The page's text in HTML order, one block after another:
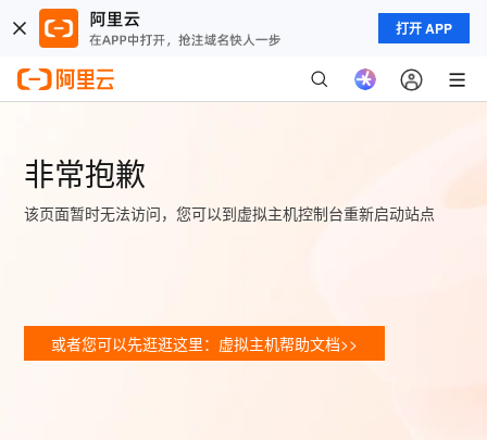
打开 APP
非常抱歉
该页面暂时无法访问，您可以到虚拟主机控制台重新启动站点
或者您可以先逛逛这里：虚拟主机帮助文档>>